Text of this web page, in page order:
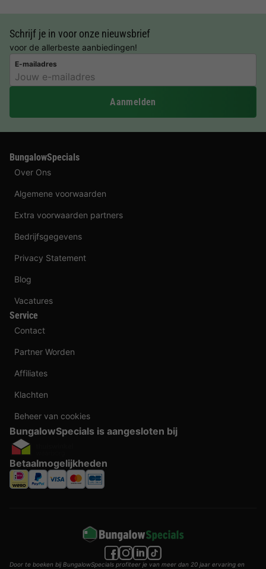
Schrijf je in voor onze nieuwsbrief
voor de allerbeste aanbiedingen!
E-mailadres
Aanmelden
BungalowSpecials
Over Ons
Algemene voorwaarden
Extra voorwaarden partners
Bedrijfsgegevens
Privacy Statement
Blog
Vacatures
Service
Contact
Partner Worden
Affiliates
Klachten
Beheer van cookies
BungalowSpecials is aangesloten bij
Betaalmogelijkheden
Door te boeken bij BungalowSpecials profiteer je van meer dan 20 jaar ervaring en